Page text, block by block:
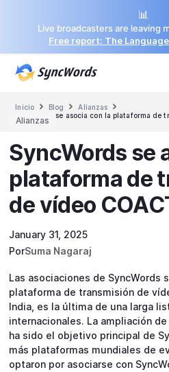
📊
Live broadcasters are leaving
Free report: The
Inicio  Blog  Alianzas 
SyncWords se asocia con la plataforma de
Alianzas
SyncWords se
plataforma de
de vídeo
January 31, 2025
PorSuma Nagaraj
Las asociaciones de SyncWords
plataforma de transmisión de
India, es la última de una larga
internacionales. La ampliación
ha sido el objetivo principal de
más plataformas mundiales de
optaron por asociarse con